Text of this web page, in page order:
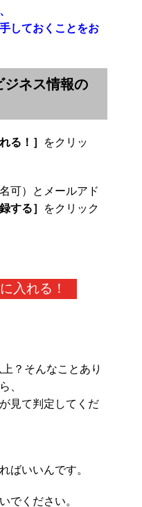
しておくことをお
ジネス情報の
る！］
をクリッ
可）とメールアド
する］
をクリック
入れる！
？そんなことあり
、
見て判定してくだ
ばいいんです。
でください。